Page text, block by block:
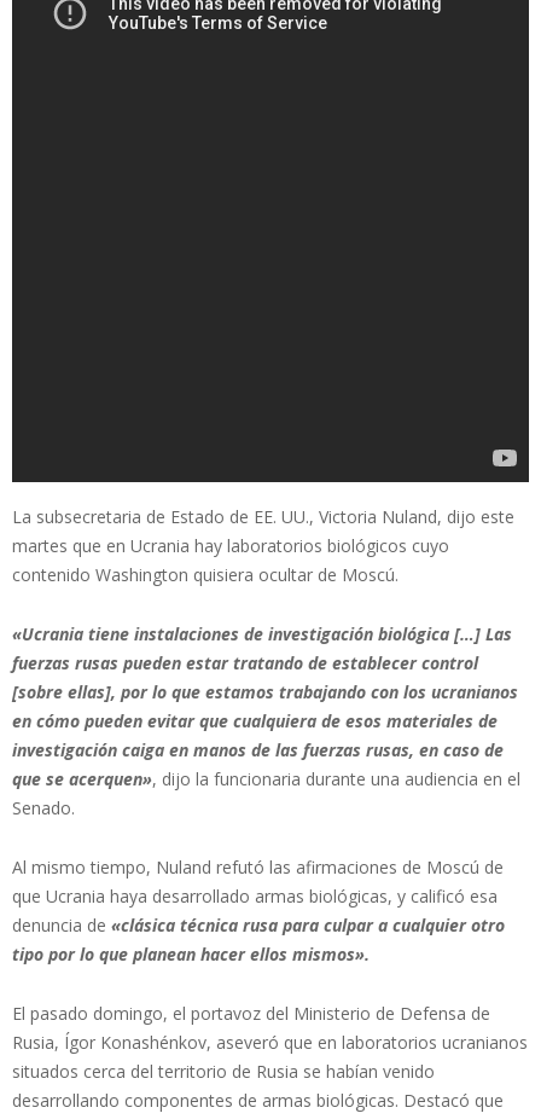
La subsecretaria de Estado de EE. UU., Victoria Nuland, dijo este
martes que en Ucrania hay laboratorios biológicos cuyo
contenido Washington quisiera ocultar de Moscú.
«Ucrania tiene instalaciones de investigación biológica […] Las
fuerzas rusas pueden estar tratando de establecer control
[sobre ellas], por lo que estamos trabajando con los ucranianos
en cómo pueden evitar que cualquiera de esos materiales de
investigación caiga en manos de las fuerzas rusas, en caso de
que se acerquen», dijo la funcionaria durante una audiencia en el
Senado.
Al mismo tiempo, Nuland refutó las afirmaciones de Moscú de
que Ucrania haya desarrollado armas biológicas, y calificó esa
denuncia de «clásica técnica rusa para culpar a cualquier otro
tipo por lo que planean hacer ellos mismos».
El pasado domingo, el portavoz del Ministerio de Defensa de
Rusia, Ígor Konashénkov, aseveró que en laboratorios ucranianos
situados cerca del territorio de Rusia se habían venido
desarrollando componentes de armas biológicas. Destacó que